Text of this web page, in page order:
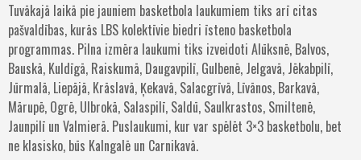
Tuvākajā laikā pie jauniem basketbola laukumiem tiks arī citas
pašvaldības, kurās LBS kolektīvie biedri īsteno basketbola
programmas. Pilna izmēra laukumi tiks izveidoti Alūksnē, Balvos,
Bauskā, Kuldīgā, Raiskumā, Daugavpilī, Gulbenē, Jelgavā, Jēkabpilī,
Jūrmalā, Liepājā, Krāslavā, Ķekavā, Salacgrīvā, Līvānos, Barkavā,
Mārupē, Ogrē, Ulbrokā, Salaspilī, Saldū, Saulkrastos, Smiltenē,
Jaunpilī un Valmierā. Puslaukumi, kur var spēlēt 3×3 basketbolu, bet
ne klasisko, būs Kalngalē un Carnikavā.